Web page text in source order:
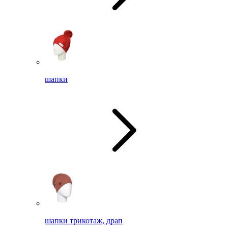
шапки
шапки трикотаж, драп